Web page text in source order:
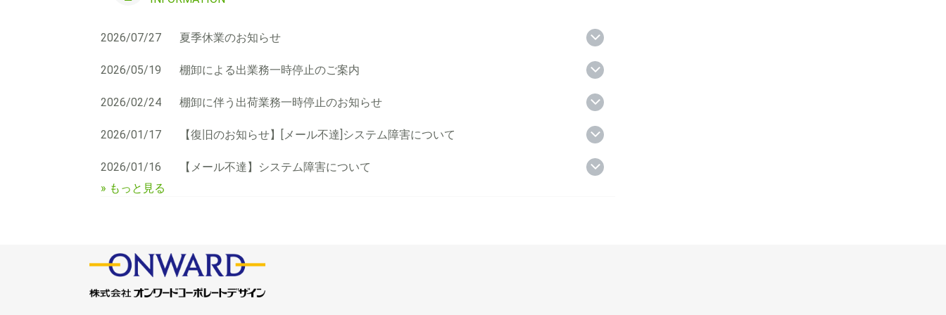
2026/07/27 夏季休業のお知らせ
2026/05/19 棚卸による出業務一時停止のご案内
2026/02/24 棚卸に伴う出荷業務一時停止のお知らせ
2026/01/17 【復旧のお知らせ】[メール不達]システム障害について
2026/01/16
【メール不達】システム障害について
» もっと見る